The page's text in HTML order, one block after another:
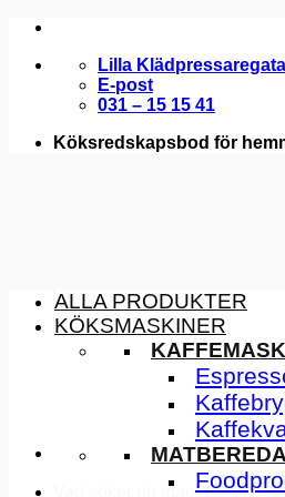
Skip
content
Lilla
E-post
031 – 15 15 41
Köksredskapsbod för
Vad söker du idag?
ALLA PRODUKTER
KÖKSMASKINER